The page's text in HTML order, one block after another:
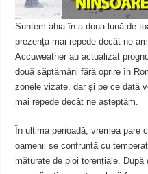
Suntem abia în a doua lună de
prezența mai repede decât ne-
Accuweather au actualizat
două săptămâni fără oprire în
zonele vizate, dar și pe ce dată
mai repede decât ne așteptăm.
În ultima perioadă, vremea pare
oamenii se confruntă cu
măturate de ploi torențiale.